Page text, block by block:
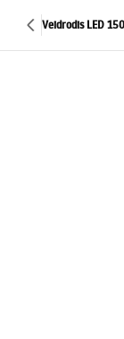
Veidrodis LED